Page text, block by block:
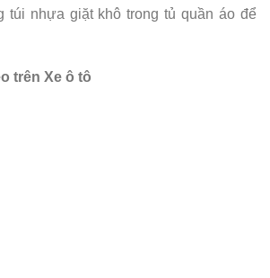
túi nhựa giặt khô trong tủ quần áo để
trên Xe ô tô